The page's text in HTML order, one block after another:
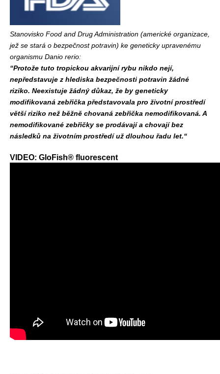
Stanovisko Food and Drug Administration (americké organizace,
jež se stará o bezpečnost potravin) ke geneticky upravenému
organismu Danio rerio:
“Protože tuto tropickou akvarijní rybu nikdo nejí,
nepředstavuje z hlediska bezpečnosti potravin žádné
riziko. Neexistuje žádný důkaz, že by geneticky
modifikovaná zebřička představovala pro životní prostředí
větší riziko než běžně chovaná zebřička nemodifikovaná. A
nemodifikované zebřičky se prodávají a chovají bez
následků na životním prostředí už dlouhou řadu let.“
VIDEO: GloFish® fluorescent